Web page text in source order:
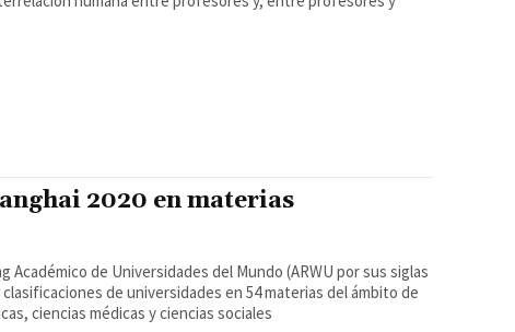
2020 en materias
de Universidades del Mundo (ARWU por sus siglas
de universidades en 54 materias del ámbito de
ciencias médicas y ciencias sociales